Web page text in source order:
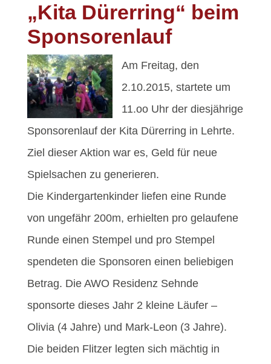
„Kita Dürerring“ beim
Sponsorenlauf
Am Freitag, den
2.10.2015, startete um
11.oo Uhr der diesjährige
Sponsorenlauf der Kita Dürerring in Lehrte.
Ziel dieser Aktion war es, Geld für neue
Spielsachen zu generieren.
Die Kindergartenkinder liefen eine Runde
von ungefähr 200m, erhielten pro gelaufene
Runde einen Stempel und pro Stempel
spendeten die Sponsoren einen beliebigen
Betrag. Die AWO Residenz Sehnde
sponsorte dieses Jahr 2 kleine Läufer –
Olivia (4 Jahre) und Mark-Leon (3 Jahre).
Die beiden Flitzer legten sich mächtig in